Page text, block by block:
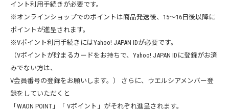
イント利用手続きが必要です。
※オンラインショップでのポイントは商品発送後、15～16日後以降に
ポイントが進呈されます。
※Vポイント利用手続きにはYahoo! JAPAN IDが必要です。
（Vポイントが貯まるカードをお持ちで、Yahoo! JAPAN IDに登録がお済
みでない方は、
V会員番号の登録をお願いします。） さらに、ウエルシアメンバー登
録をしていただくと
「WAON POINT」「 Vポイント」がそれぞれ進呈されます。